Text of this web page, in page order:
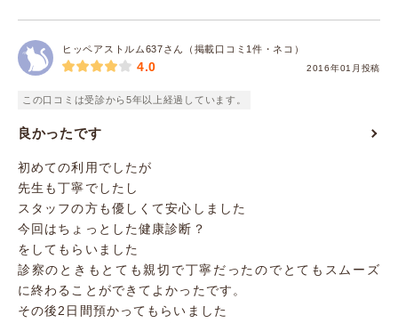
ヒッペアストルム637さん（掲載口コミ1件・ネコ）
2016年01月投稿
4.0
この口コミは受診から5年以上経過しています。
良かったです
初めての利用でしたが
先生も丁寧でしたし
スタッフの方も優しくて安心しました
今回はちょっとした健康診断？
をしてもらいました
診察のときもとても親切で丁寧だったのでとてもスムーズ
に終わることができてよかったです。
その後2日間預かってもらいました